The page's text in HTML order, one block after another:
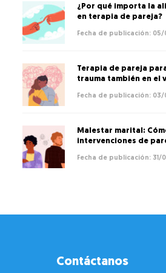
¿Por qué importa la
en terapia de pareja?
05/
Terapia de pareja para
trauma también en el
03/
Malestar marital:
intervenciones de
31/
Contáctanos